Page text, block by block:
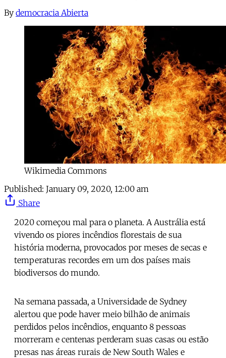
By democracia Abierta
Wikimedia Commons
Published: January 09, 2020, 12:00 am
Share
2020 começou mal para o planeta. A Austrália está
vivendo os piores incêndios florestais de sua
história moderna, provocados por meses de secas e
temperaturas recordes em um dos países mais
biodiversos do mundo.
Na semana passada, a Universidade de Sydney
alertou que pode haver meio bilhão de animais
perdidos pelos incêndios, enquanto 8 pessoas
morreram e centenas perderam suas casas ou estão
presas nas áreas rurais de New South Wales e